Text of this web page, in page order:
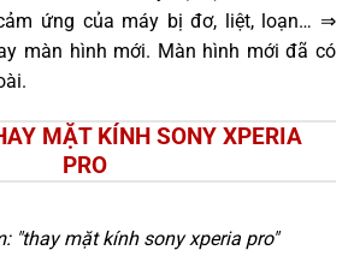
ứng của máy bị đơ, liệt, loạn… ⇒
màn hình mới. Màn hình mới đã có
MẶT KÍNH SONY XPERIA
PRO
"thay mặt kính sony xperia pro"